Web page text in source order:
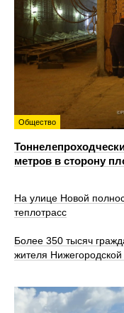
Общество
метров в сторону
На улице Новой
теплотрасс
Более 350 тысяч
жителя Нижегородской